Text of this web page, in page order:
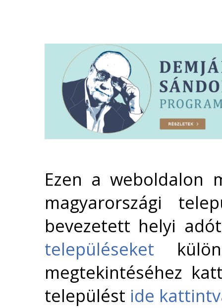
Ezen a weboldalon
magyarországi
bevezetett helyi
településeket
megtekintéséhez
települést ide